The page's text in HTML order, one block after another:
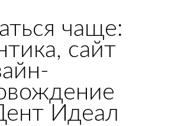
чаще:
сайт
Идеал